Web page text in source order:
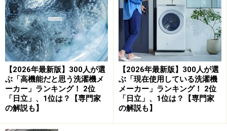
「ビートウォッシュなど独自機能が充実してお
り、洗浄力の評価が高い印象があるため。大容
量モデルや自動投入機能など、技術面で先進的
だと感じます」（30代女性／秋田県）
「洗剤の自動投入ができて、とても便利です。
それと、他の洗濯機と比べて汚れが落ちやすい
と思います」（40代女性／北海道）
【2026年最新版】300人が選
ぶ「高機能だと思う洗濯機メ
ーカー」ランキング！ 2位
「日立」、1位は？【専門家
の解説も】
【2026年最新版】300人が選
ぶ「現在使用している洗濯機
メーカー」ランキング！ 2位
「日立」、1位は？【専門家
の解説も】